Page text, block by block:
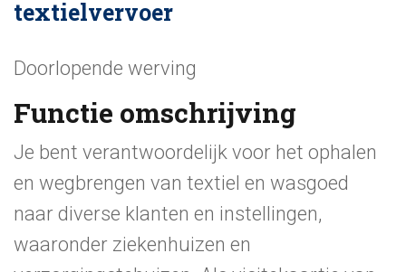
textielvervoer
Doorlopende werving
Functie omschrijving
Je bent verantwoordelijk voor het ophalen
en wegbrengen van textiel en wasgoed
naar diverse klanten en instellingen,
waaronder ziekenhuizen en